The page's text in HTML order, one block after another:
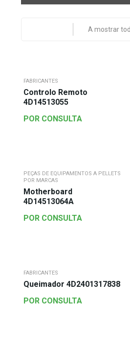
A mostrar
FABRICANTES
Controlo Remoto
4D14513055
POR CONSULTA
PEÇAS DE EQUIPAMENTOS A PELLETS
POR MARCAS
Motherboard
4D14513064A
POR CONSULTA
FABRICANTES
Queimador 4D2401317838
POR CONSULTA